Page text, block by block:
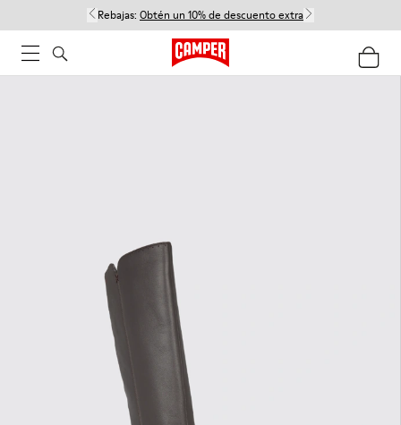
Rebajas: Obtén un 10% de descuento extra